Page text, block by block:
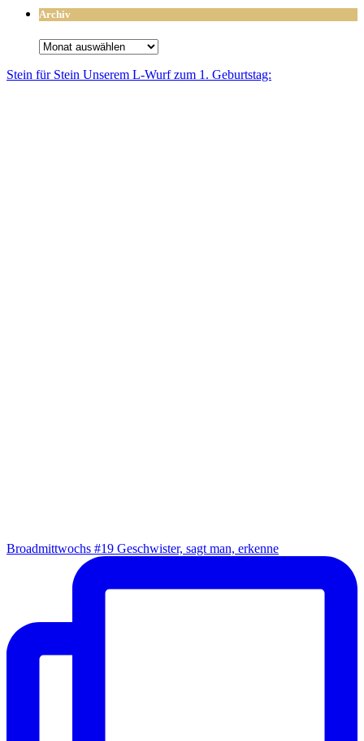
Archiv
Archiv
Stein für Stein Unse­rem L-Wurf zum 1. Geburtstag:
Broad­mitt­wochs #19 Geschwis­ter, sagt man, erkenne